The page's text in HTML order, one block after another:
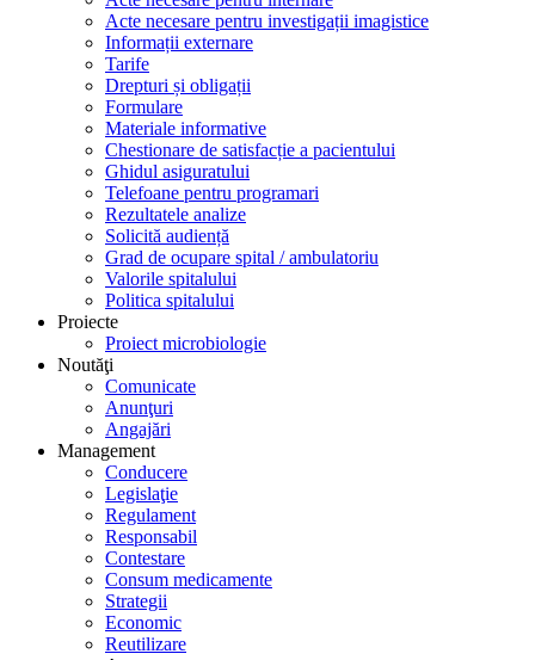
Acte necesare pentru investigații imagistice
Informații externare
Tarife
Drepturi și obligații
Formulare
Materiale informative
Chestionare de satisfacție a pacientului
Ghidul asiguratului
Telefoane pentru programari
Rezultatele analize
Solicită audiență
Grad de ocupare spital / ambulatoriu
Valorile spitalului
Politica spitalului
Proiecte
Proiect microbiologie
Noutăţi
Comunicate
Anunţuri
Angajări
Management
Conducere
Legislaţie
Regulament
Responsabil
Contestare
Consum medicamente
Strategii
Economic
Reutilizare